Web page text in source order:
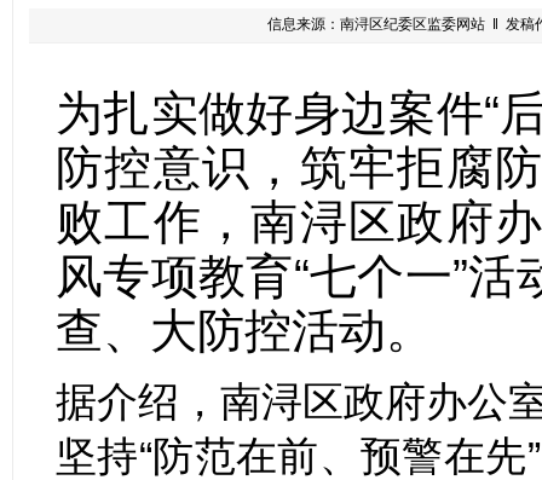
信息来源：南浔区纪委区监委网站 ‖ 发
为扎实做好身边案件“
防控意识，筑牢拒腐
败工作，南浔区政府
风专项教育“七个一”
查、大防控活动。
据介绍，南浔区政府办公
坚持“防范在前、预警在